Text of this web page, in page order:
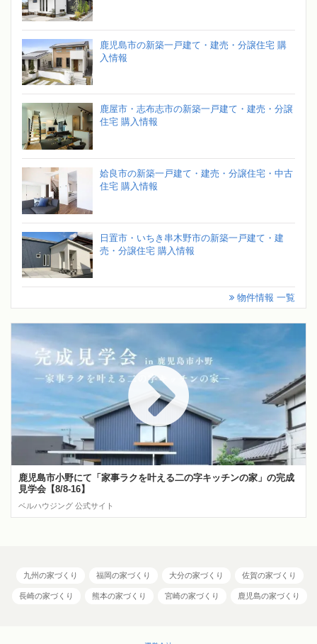
鹿児島市の新築一戸建て・建売・分譲住宅 購
入情報
鹿屋市・志布志市の新築一戸建て・建売・分譲
住宅 購入情報
姶良市の新築一戸建て・建売・分譲住宅・中古
住宅 購入情報
日置市・いちき串木野市の新築一戸建て・建
売・分譲住宅 購入情報
物件情報 一覧
鹿児島市小野にて「家事ラクを叶える二の字キッチンの家」の完成
見学会【8/8-16】
ベルハウジング 公式サイト
九州の家づくり 福岡の家づくり 大分の家づくり 佐賀の家づくり
長崎の家づくり 熊本の家づくり 宮崎の家づくり 鹿児島の家づくり